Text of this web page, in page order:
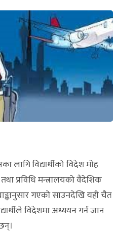
विद्यार्थीको विदेश मोह
प्रविधि मन्त्रालयको वैदेशिक
गएको साउनदेखि यही चैत
विदेशमा अध्ययन गर्न जान